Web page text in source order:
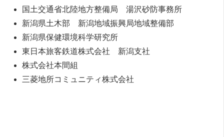
国土交通省北陸地方整備局 湯沢砂防事務所
新潟県土木部 新潟地域振興局地域整備部
新潟県保健環境科学研究所
東日本旅客鉄道株式会社 新潟支社
株式会社本間組
三菱地所コミュニティ株式会社